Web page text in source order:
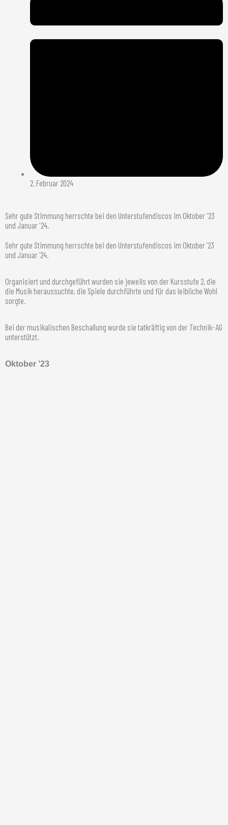
2. Februar 2024
Sehr gute Stimmung herrschte bei den Unterstufendiscos im Oktober '23
und Januar '24.
Sehr gute Stimmung herrschte bei den Unterstufendiscos im Oktober ’23
und Januar ’24.
Organisiert und durchgeführt wurden sie jeweils von der Kursstufe 2, die
die Musik heraussuchte, die Spiele durchführte und für das leibliche Wohl
sorgte.
Bei der musikalischen Beschallung wurde sie tatkräftig von der Technik-AG
unterstützt.
Oktober ’23